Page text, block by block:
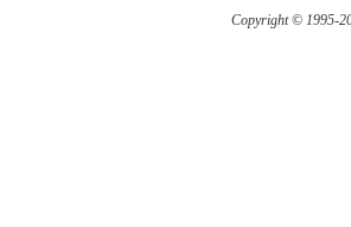
Copyright © 1995-